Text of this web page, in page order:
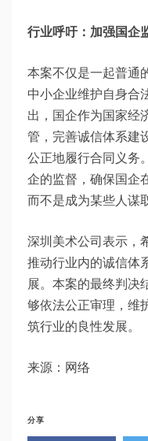
行业呼吁：加强国企
本案不仅是一起普通
中小企业维护自身合
出，国企作为国家经
管，完善诚信体系建
公正地履行合同义务
企的监督，确保国企
而不是成为某些人谋
深圳美术公司表示，
推动行业内的诚信体
展。本案的最终判决
够依法公正审理，维
筑行业的良性发展。
来源：网络
分享